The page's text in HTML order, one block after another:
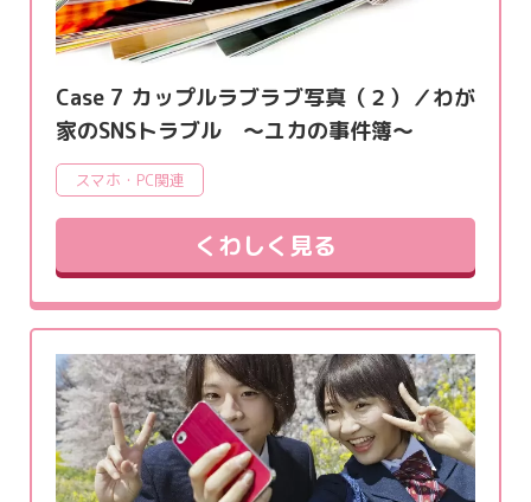
Case 7 カップルラブラブ写真（２）／わが
家のSNSトラブル ～ユカの事件簿～
スマホ・PC関連
くわしく見る